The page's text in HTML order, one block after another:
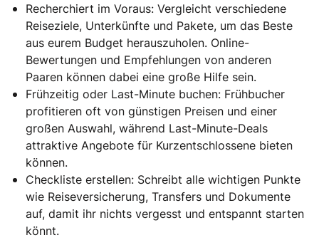
Recherchiert im Voraus: Vergleicht verschiedene
Reiseziele, Unterkünfte und Pakete, um das Beste
aus eurem Budget herauszuholen. Online-
Bewertungen und Empfehlungen von anderen
Paaren können dabei eine große Hilfe sein.
Frühzeitig oder Last-Minute buchen: Frühbucher
profitieren oft von günstigen Preisen und einer
großen Auswahl, während Last-Minute-Deals
attraktive Angebote für Kurzentschlossene bieten
können.
Checkliste erstellen: Schreibt alle wichtigen Punkte
wie Reiseversicherung, Transfers und Dokumente
auf, damit ihr nichts vergesst und entspannt starten
könnt.